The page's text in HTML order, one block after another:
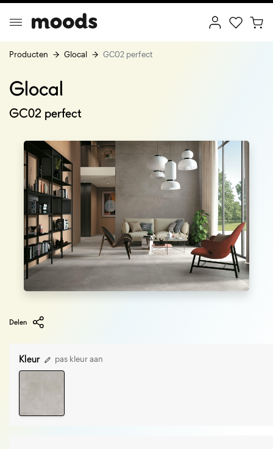
Minimalism
Producten Glocal GC02 perfect
Glocal
GC02 perfect
Delen
Kleur pas kleur aan